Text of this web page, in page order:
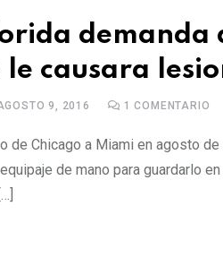
demanda
causara
9, 2016 1 COMENTARIO
de Chicago a Miami en agosto
de mano para guardarlo